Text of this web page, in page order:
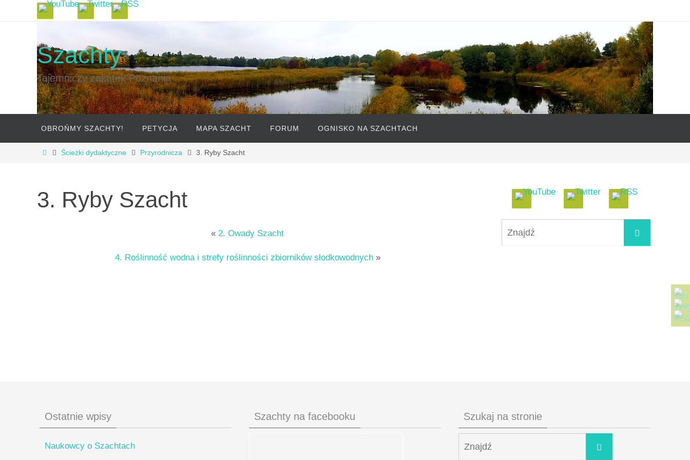
Szachty
Tajemniczy zakątek Poznania
OBROŃMY SZACHTY! PETYCJA MAPA SZACHT FORUM OGNISKO NA SZACHTACH
Ścieżki dydaktyczne Przyrodnicza 3. Ryby Szacht
3. Ryby Szacht
« 2. Owady Szacht
4. Roślinność wodna i strefy roślinności zbiorników słodkowodnych»
Ostatnie wpisy
Naukowcy o Szachtach
Szachty na facebooku Szukaj na stronie